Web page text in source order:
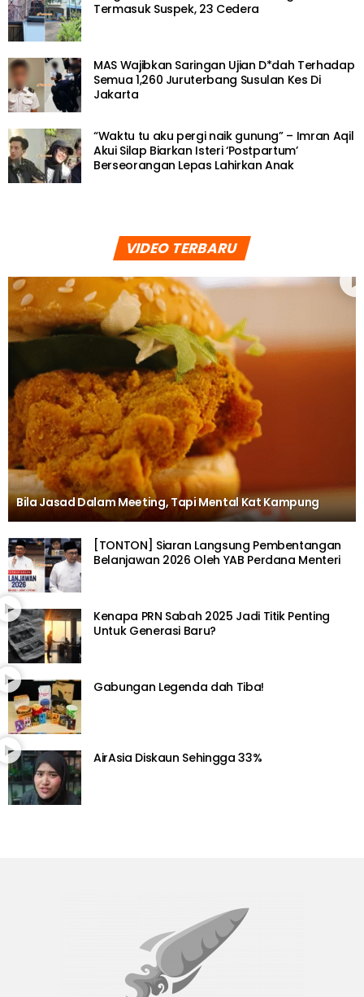
Termasuk Suspek, 23 Cedera
MAS Wajibkan Saringan Ujian D*dah Terhadap
Semua 1,260 Juruterbang Susulan Kes Di
Jakarta
“Waktu tu aku pergi naik gunung” – Imran Aqil
Akui Silap Biarkan Isteri ‘Postpartum’
Berseorangan Lepas Lahirkan Anak
VIDEO TERBARU
Bila Jasad Dalam Meeting, Tapi Mental Kat Kampung
[TONTON] Siaran Langsung Pembentangan
Belanjawan 2026 Oleh YAB Perdana Menteri
Kenapa PRN Sabah 2025 Jadi Titik Penting
Untuk Generasi Baru?
Gabungan Legenda dah Tiba!
AirAsia Diskaun Sehingga 33%